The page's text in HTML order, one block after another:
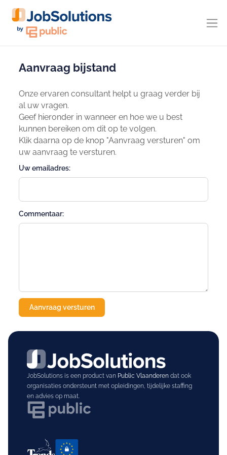
Aanvraag bijstand
Onze ervaren consultant helpt u graag verder bij
al uw vragen.
Geef hieronder in wanneer en hoe we u best
kunnen bereiken om dit op te volgen.
Klik daarna op de knop "Aanvraag versturen" om
uw aanvraag te versturen.
Uw emailadres:
Commentaar:
JobSolutions is een product van Public Vlaanderendat ook
organisaties ondersteunt met opleidingen, tijdelijke staffing
en advies op maat.